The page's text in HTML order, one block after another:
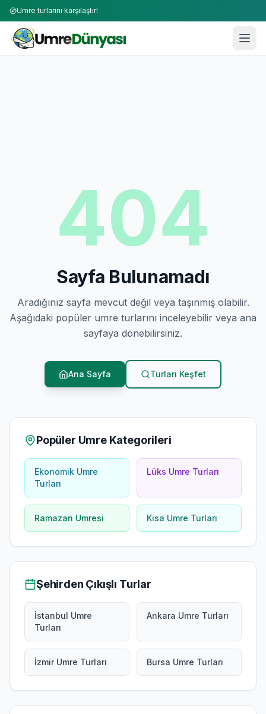
Umre turlarını karşılaştır!
404
Sayfa Bulunamadı
Aradığınız sayfa mevcut değil veya taşınmış olabilir.
Aşağıdaki popüler umre turlarını inceleyebilir veya ana
sayfaya dönebilirsiniz.
Ana Sayfa Turları Keşfet
Popüler Umre Kategorileri
Ekonomik Umre
Turları
Lüks Umre Turları
Ramazan Umresi Kısa Umre Turları
Şehirden Çıkışlı Turlar
İstanbul Umre
Turları
Ankara Umre Turları
İzmir Umre Turları Bursa Umre Turları